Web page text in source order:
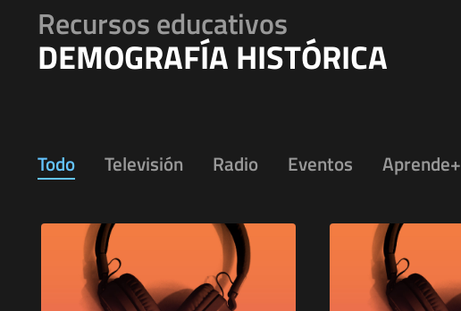
Recursos educativos
DEMOGRAFÍA HISTÓRICA
Todo Televisión Radio Eventos Aprende+